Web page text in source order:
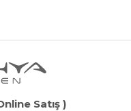
Satış )